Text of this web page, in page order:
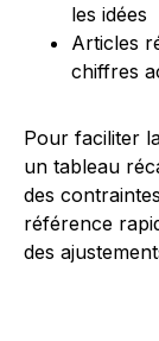
les idées
Articles
chiffres
Pour faciliter
un tableau
des
référence
des